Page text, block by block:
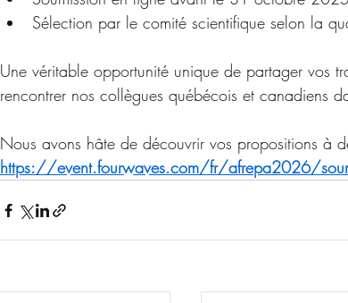
Sélection par le comité scientifique selon la
Une véritable opportunité unique de partager vos
rencontrer nos collègues québécois et canadiens
Nous avons hâte de découvrir vos propositions à
https://event.fourwaves.com/fr/afrepa2026/